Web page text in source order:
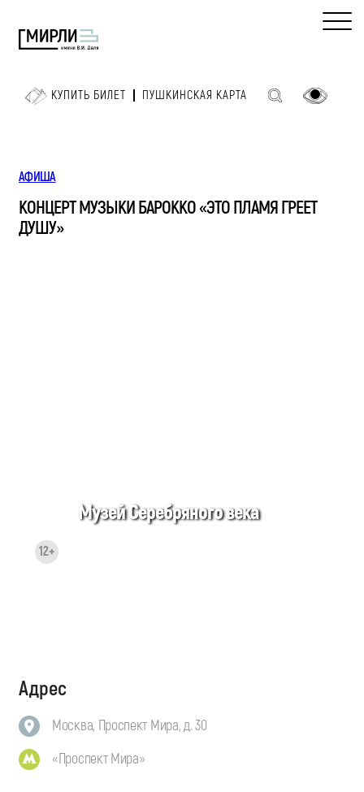
КУПИТЬ БИЛЕТ ПУШКИНСКАЯ КАРТА
АФИША
КОНЦЕРТ МУЗЫКИ БАРОККО «ЭТО ПЛАМЯ ГРЕЕТ
ДУШУ»
Музей Серебряного века
12+
Адрес
Москва, Проспект Мира, д. 30
«Проспект Мира»